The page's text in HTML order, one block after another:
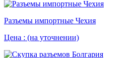
Разъемы импортные Чехия
Цена : (на уточнении)